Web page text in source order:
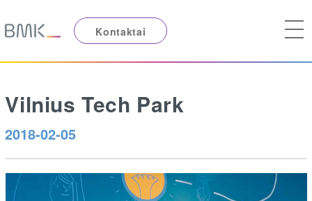
Kontaktai
Vilnius Tech Park
2018-02-05